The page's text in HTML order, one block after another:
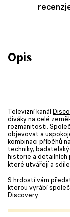
Opis
Televizní kanál
diváky na celé
rozmanitosti.
objevovat a
kombinaci příběhů
techniky,
historie a detailních
které utvářejí a
S hrdostí vám
kterou vyrábí
Discovery.